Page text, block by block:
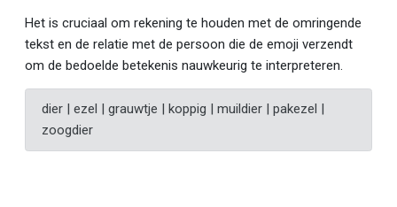
Het is cruciaal om rekening te houden met de omringende
tekst en de relatie met de persoon die de emoji verzendt
om de bedoelde betekenis nauwkeurig te interpreteren.
dier | ezel | grauwtje | koppig | muildier | pakezel |
zoogdier